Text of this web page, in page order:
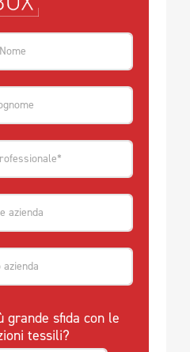
grande sfida con le
tessili?